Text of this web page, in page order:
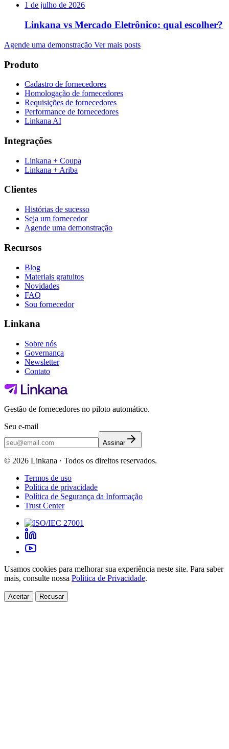
1 de julho de 2026
Linkana vs Mercado Eletrônico: qual escolher?
Agende uma demonstração Ver mais posts
Produto
Cadastro de fornecedores
Homologação de fornecedores
Requisições de fornecedores
Performance de fornecedores
Linkana AI
Integrações
Linkana + Coupa
Linkana + Ariba
Clientes
Histórias de sucesso
Seja um fornecedor
Agende uma demonstração
Recursos
Blog
Materiais gratuitos
Novidades
FAQ
Sou fornecedor
Linkana
Sobre nós
Governança
Newsletter
Contato
Gestão de fornecedores no piloto automático.
Seu e-mail
Assinar
© 2026 Linkana · Todos os direitos reservados.
Termos de uso
Política de privacidade
Política de Segurança da Informação
Trust Center
Usamos cookies para melhorar sua experiência neste site. Para saber
mais, consulte nossa Política de Privacidade.
Aceitar Recusar